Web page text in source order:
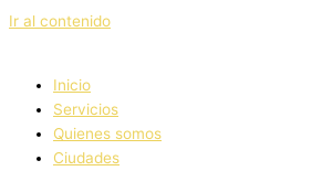
Ir al contenido
Inicio
Servicios
Quienes somos
Ciudades